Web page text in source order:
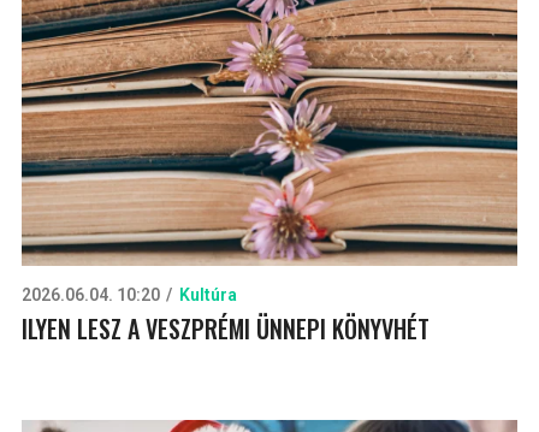
2026.06.04. 10:20 Kultúra
ILYEN LESZ A VESZPRÉMI ÜNNEPI KÖNYVHÉT